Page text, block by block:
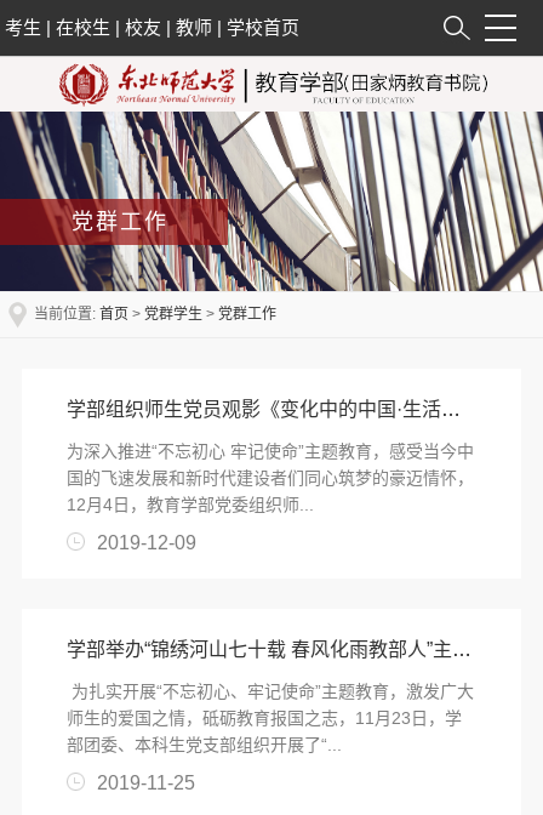
考生 |在校生 |校友 |教师 | 学校首页
党群工作
当前位置: 首页 > 党群学生 > 党群工作
学部组织师生党员观影《变化中的中国·生活因你而火热》
​为深入推进“不忘初心 牢记使命”主题教育，感受当今中
国的飞速发展和新时代建设者们同心筑梦的豪迈情怀，
12月4日，教育学部党委组织师...
2019-12-09
学部举办“锦绣河山七十载 春风化雨教部人”主题活动
为扎实开展“不忘初心、牢记使命”主题教育，激发广大
师生的爱国之情，砥砺教育报国之志，11月23日，学
部团委、本科生党支部组织开展了“...
2019-11-25